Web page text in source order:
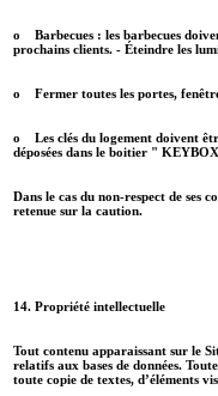
o Barbecues : les barbecues
prochains clients. - Éteindre les
o Fermer toutes les portes,
o Les clés du logement doivent
déposées dans le boitier "
Dans le cas du non-respect de ses
retenue sur la caution.
14. Propriété intellectuelle
Tout contenu apparaissant sur le
relatifs aux bases de données.
toute copie de textes, d’éléments